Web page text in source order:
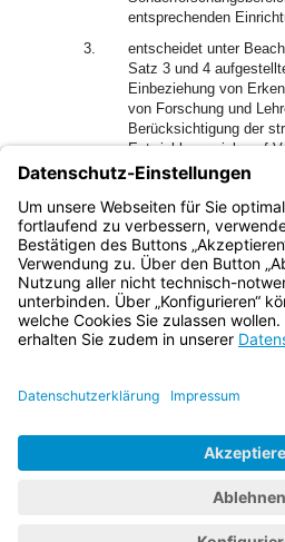
entsprechenden
3.
entscheidet unter
Satz 3 und 4
Einbeziehung von
von Forschung und
Berücksichtigung der
Entwicklungsziele auf
Hochschulleitung über
4.
beschließt über Anträge
Hochschule in
Bayern.de
BayernPortal
Impressum